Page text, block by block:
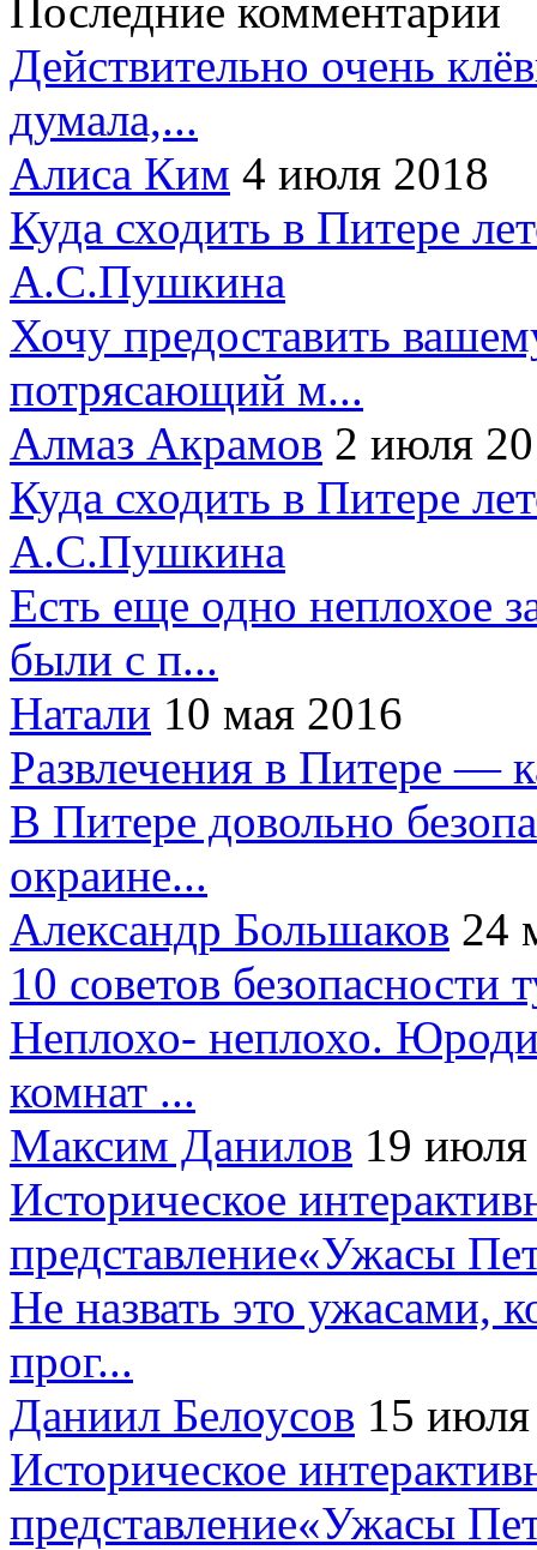
Последние комментарии
Действительно очень
думала,...
Алиса Ким 4 июля 2018
Куда сходить в Питере
А.С.Пушкина
Хочу предоставить
потрясающий м...
Алмаз Акрамов 2 июля
Куда сходить в Питере
А.С.Пушкина
Есть еще одно неплохое
были с п...
Натали 10 мая 2016
Развлечения в Питере —
В Питере довольно
окраине...
Александр Большаков 24
10 советов безопасности
Неплохо- неплохо.
комнат ...
Максим Данилов 19
Историческое
представление«Ужасы
Не назвать это ужасами,
прог...
Даниил Белоусов 15
Историческое
представление«Ужасы